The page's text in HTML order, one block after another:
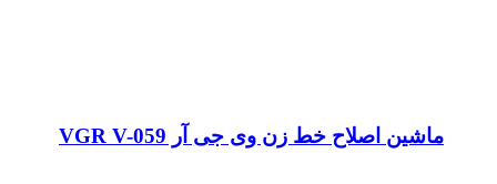
ماشین اصلاح خط زن وی جی آر VGR V-059